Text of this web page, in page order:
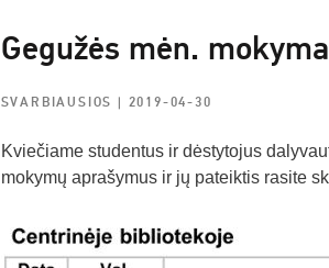
Gegužės mėn.
SVARBIAUSIOS | 2019-04-30
Kviečiame studentus ir dėstytojus
mokymų aprašymus ir jų pateiktis rasite